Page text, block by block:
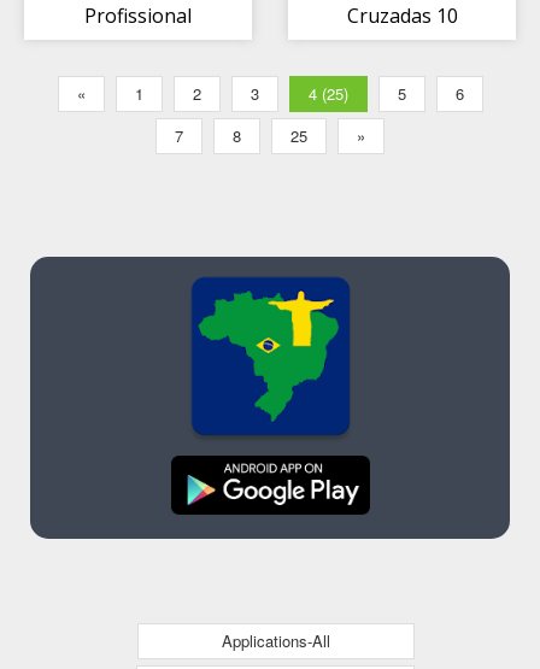
Profissional
Cruzadas 10
« 1 2 3 4 (25) 5
6
7
8 25 »
Applications-All